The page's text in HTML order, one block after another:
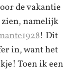
de vakantie
namelijk
! Dit
in, want het
Toen ik een